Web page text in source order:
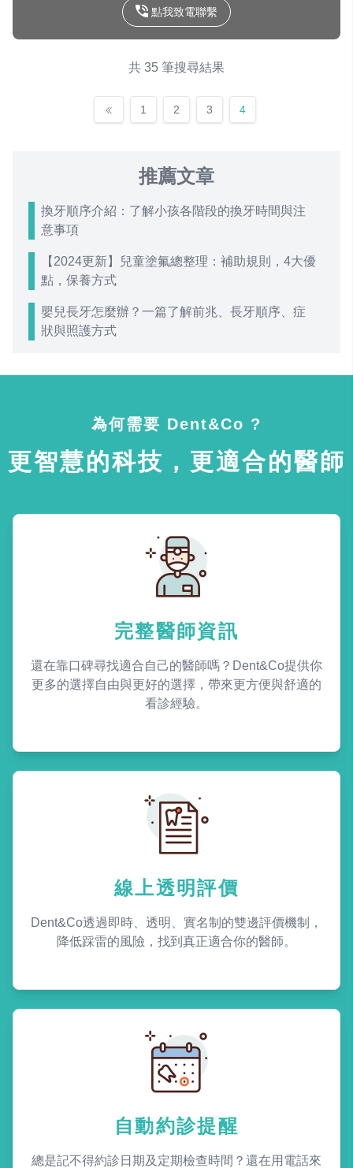
點我致電聯繫
共 35 筆搜尋結果
1 2 3 4
推薦文章
換牙順序介紹：了解小孩各階段的換牙時間與注
意事項
【2024更新】兒童塗氟總整理：補助規則，4大優
點，保養方式
嬰兒長牙怎麼辦？一篇了解前兆、長牙順序、症
狀與照護方式
為何需要 Dent&Co ?
更智慧的科技，更適合的醫師
完整醫師資訊
還在靠口碑尋找適合自己的醫師嗎？Dent&Co提供你
更多的選擇自由與更好的選擇，帶來更方便與舒適的
看診經驗。
線上透明評價
Dent&Co透過即時、透明、實名制的雙邊評價機制，
降低踩雷的風險，找到真正適合你的醫師。
自動約診提醒
總是記不得約診日期及定期檢查時間？還在用電話來